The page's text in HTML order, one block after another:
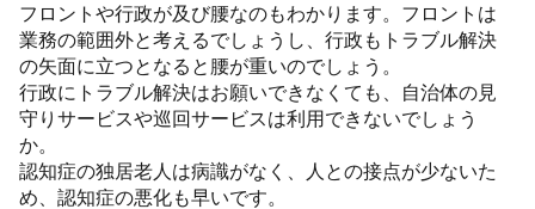
フロントや行政が及び腰なのもわかります。フロントは
業務の範囲外と考えるでしょうし、行政もトラブル解決
の矢面に立つとなると腰が重いのでしょう。
行政にトラブル解決はお願いできなくても、自治体の見
守りサービスや巡回サービスは利用できないでしょう
か。
認知症の独居老人は病識がなく、人との接点が少ないた
め、認知症の悪化も早いです。